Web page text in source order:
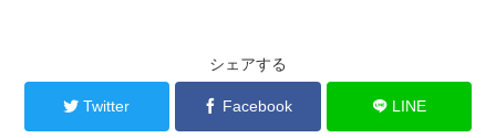
シェアする
Twitter Facebook LINE